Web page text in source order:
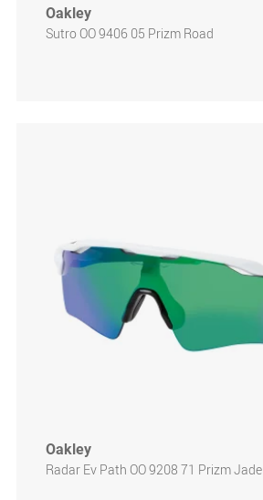
Oakley
Sutro OO 9406 05 Prizm Road
Oakley
Radar Ev Path OO 9208 71 Prizm Jade